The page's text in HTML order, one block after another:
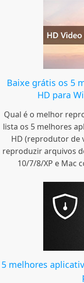
Baixe grátis os 5
HD para
Qual é o melhor
lista os 5 melhores
HD (reprodutor de
reproduzir arquivos
10/7/8/XP e Mac
5 melhores